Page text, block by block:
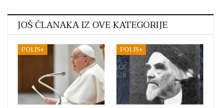
JOŠ ČLANAKA IZ OVE KATEGORIJE
POLIS+ POLIS+